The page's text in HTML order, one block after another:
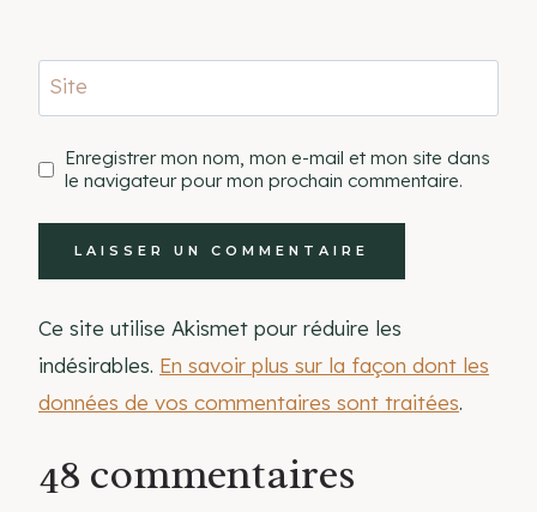
Site
Enregistrer mon nom, mon e-mail et mon site dans
le navigateur pour mon prochain commentaire.
Ce site utilise Akismet pour réduire les
indésirables. En savoir plus sur la façon dont les
données de vos commentaires sont traitées.
48 commentaires